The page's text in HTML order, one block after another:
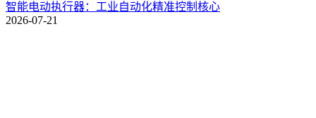
智能电动执行器：工业自动化精准控制核心
2026-07-21